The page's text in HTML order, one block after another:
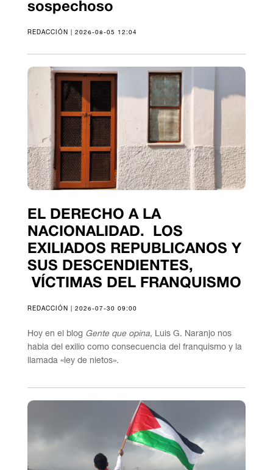
sospechoso
REDACCIÓN | 2026-08-05 12:04
EL DERECHO A LA
NACIONALIDAD. LOS
EXILIADOS REPUBLICANOS Y
SUS DESCENDIENTES,
VÍCTIMAS DEL FRANQUISMO
REDACCIÓN | 2026-07-30 09:00
Hoy en el blog Gente que opina, Luis G. Naranjo nos
habla del exilio como consecuencia del franquismo y la
llamada «ley de nietos».